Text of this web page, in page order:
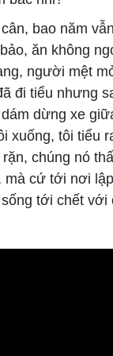
bao năm
ăn không
người mệt
đi tiểu nhưng
dừng xe
xuống, tôi tiểu
chúng nó
cứ tới nơi
tới chết với